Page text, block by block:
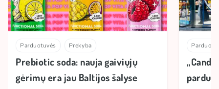
Parduotuvės Prekyba
Prebiotic soda: nauja gaiviųjų
gėrimų era jau Baltijos šalyse